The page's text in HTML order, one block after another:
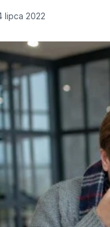
lipca 2022